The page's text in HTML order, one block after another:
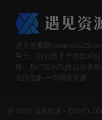
遇见资源网
平台。我们致力于搜集和
序、热门实用软件以及各
您所需的一切网络资源！
© 2025 遇见资源 -